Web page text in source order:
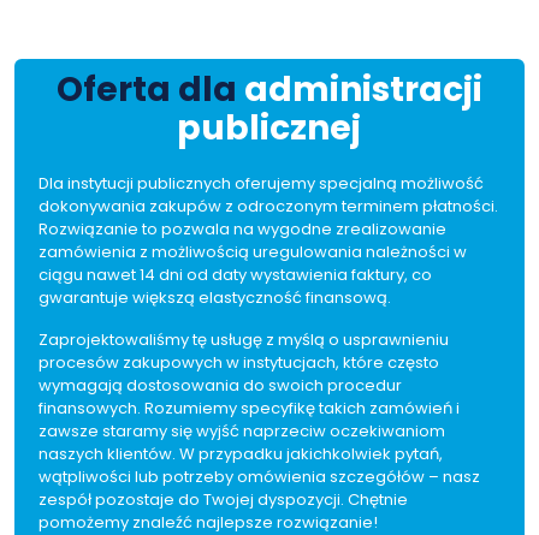
Oferta dla administracji
publicznej
Dla instytucji publicznych oferujemy specjalną możliwość
dokonywania zakupów z odroczonym terminem płatności.
Rozwiązanie to pozwala na wygodne zrealizowanie
zamówienia z możliwością uregulowania należności w
ciągu nawet 14 dni od daty wystawienia faktury, co
gwarantuje większą elastyczność finansową.
Zaprojektowaliśmy tę usługę z myślą o usprawnieniu
procesów zakupowych w instytucjach, które często
wymagają dostosowania do swoich procedur
finansowych. Rozumiemy specyfikę takich zamówień i
zawsze staramy się wyjść naprzeciw oczekiwaniom
naszych klientów. W przypadku jakichkolwiek pytań,
wątpliwości lub potrzeby omówienia szczegółów – nasz
zespół pozostaje do Twojej dyspozycji. Chętnie
pomożemy znaleźć najlepsze rozwiązanie!